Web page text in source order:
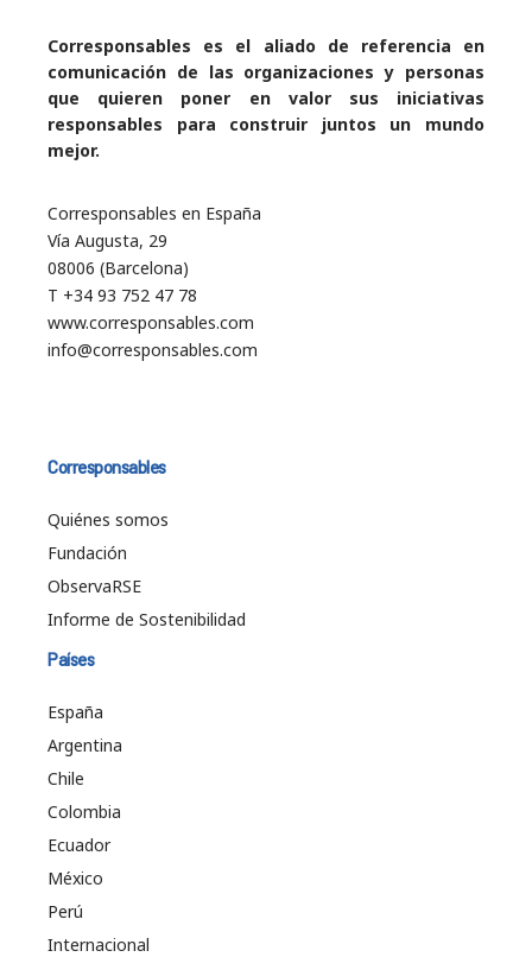
Corresponsables es el aliado de referencia en
comunicación de las organizaciones y personas
que quieren poner en valor sus iniciativas
responsables para construir juntos un mundo
mejor.
Corresponsables en España
Vía Augusta, 29
08006 (Barcelona)
T +34 93 752 47 78
www.corresponsables.com
info@corresponsables.com
Corresponsables
Quiénes somos
Fundación
ObservaRSE
Informe de Sostenibilidad
Países
España
Argentina
Chile
Colombia
Ecuador
México
Perú
Internacional